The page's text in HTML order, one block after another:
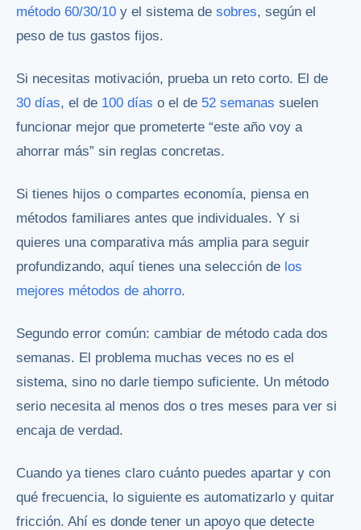
método 60/30/10 y el sistema de sobres, según el
peso de tus gastos fijos.
Si necesitas motivación, prueba un reto corto. El de
30 días, el de 100 días o el de 52 semanas suelen
funcionar mejor que prometerte “este año voy a
ahorrar más” sin reglas concretas.
Si tienes hijos o compartes economía, piensa en
métodos familiares antes que individuales. Y si
quieres una comparativa más amplia para seguir
profundizando, aquí tienes una selección de los
mejores métodos de ahorro.
Segundo error común: cambiar de método cada dos
semanas. El problema muchas veces no es el
sistema, sino no darle tiempo suficiente. Un método
serio necesita al menos dos o tres meses para ver si
encaja de verdad.
Cuando ya tienes claro cuánto puedes apartar y con
qué frecuencia, lo siguiente es automatizarlo y quitar
fricción. Ahí es donde tener un apoyo que detecte